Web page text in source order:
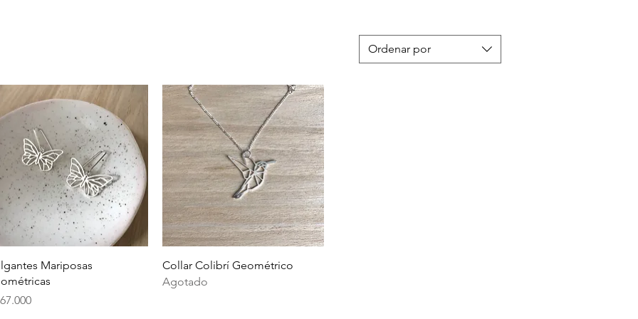
Ordenar por
Vista rápida
Mariposas
Vista rápida
Collar Colibrí Geométrico
Agotado